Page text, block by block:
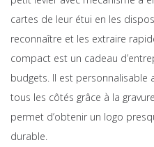
cartes de leur étui en les
reconnaître et les extraire
compact est un cadeau
budgets. Il est personnalisable
tous les côtés grâce à la
permet d’obtenir un logo
durable.